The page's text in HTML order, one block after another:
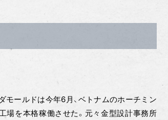
モールドは今年6月、ベトナムのホーチミン
場を本格稼働させた。元々金型設計事務所